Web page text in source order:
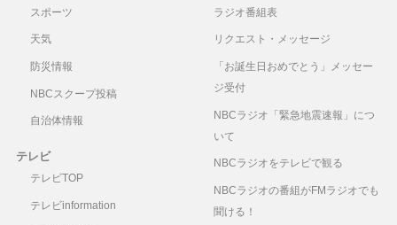
スポーツ
天気
防災情報
NBCスクープ投稿
自治体情報
テレビ
テレビTOP
テレビinformation
ラジオ番組表
リクエスト・メッセージ
「お誕生日おめでとう」メッセー
ジ受付
NBCラジオ「緊急地震速報」につ
いて
NBCラジオをテレビで観る
NBCラジオの番組がFMラジオでも
聞ける！